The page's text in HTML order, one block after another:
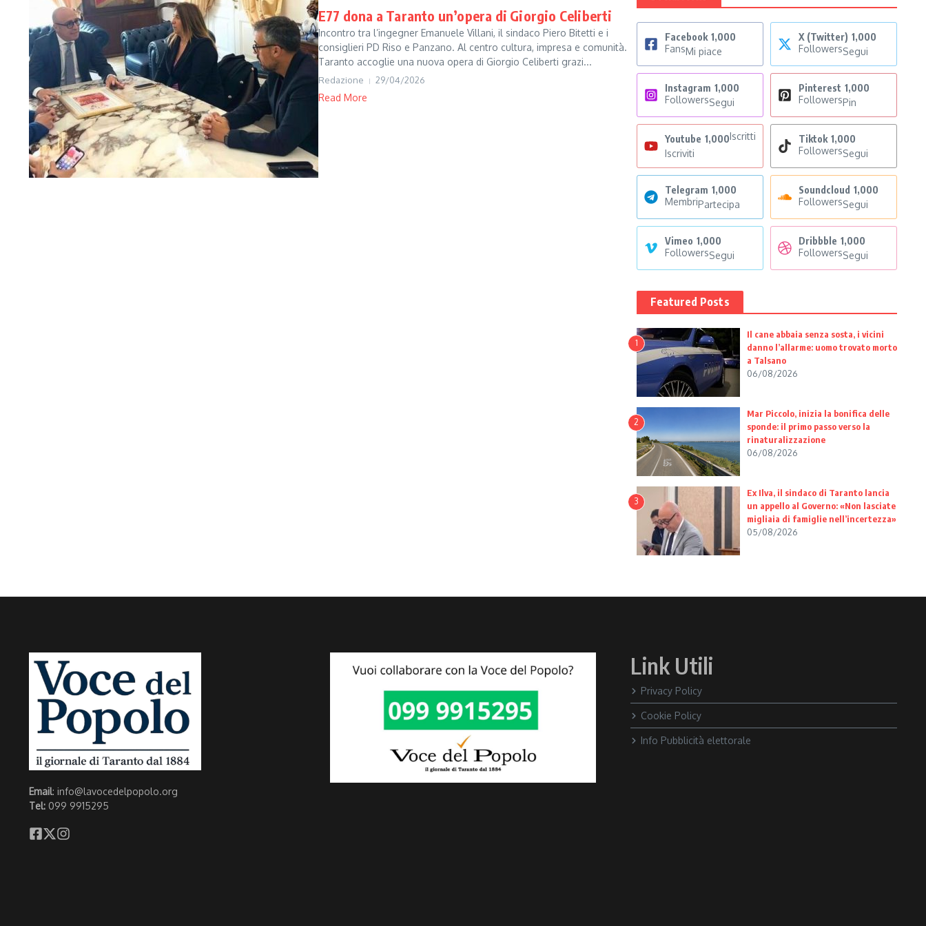
E77 dona a Taranto un’opera di Giorgio Celiberti
Incontro tra l’ingegner Emanuele Villani, il sindaco Piero Bitetti e i
consiglieri PD Riso e Panzano. Al centro cultura, impresa e comunità.
Taranto accoglie una nuova opera di Giorgio Celiberti grazi...
Redazione 29/04/2026
Read More
Facebook 1,000
FansMi piace
X (Twitter) 1,000
FollowersSegui
Instagram 1,000
FollowersSegui
Pinterest 1,000
FollowersPin
Youtube 1,000Iscritti
Iscriviti
Tiktok 1,000
FollowersSegui
Telegram 1,000
MembriPartecipa
Soundcloud 1,000
FollowersSegui
Vimeo 1,000
FollowersSegui
Dribbble 1,000
FollowersSegui
Featured Posts
1
Il cane abbaia senza sosta, i vicini
danno l’allarme: uomo trovato morto
a Talsano
06/08/2026
2
Mar Piccolo, inizia la bonifica delle
sponde: il primo passo verso la
rinaturalizzazione
06/08/2026
3
Ex Ilva, il sindaco di Taranto lancia
un appello al Governo: «Non lasciate
migliaia di famiglie nell’incertezza»
05/08/2026
Email: info@lavocedelpopolo.org
Tel: 099 9915295
Link Utili
Privacy Policy
Cookie Policy
Info Pubblicità elettorale